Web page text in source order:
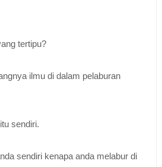
tertipu?
ilmu di dalam pelaburan
sendiri.
sendiri kenapa anda melabur di